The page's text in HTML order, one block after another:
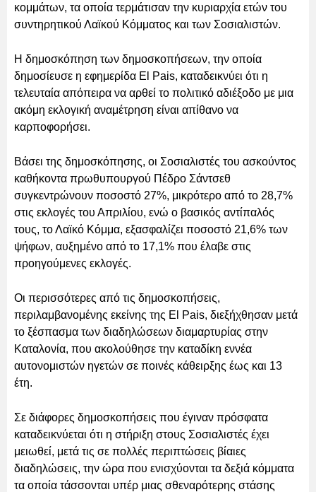
κομμάτων, τα οποία τερμάτισαν την κυριαρχία ετών του
συντηρητικού Λαϊκού Κόμματος και των Σοσιαλιστών.
Η δημοσκόπηση των δημοσκοπήσεων, την οποία
δημοσίευσε η εφημερίδα El Pais, καταδεικνύει ότι η
τελευταία απόπειρα να αρθεί το πολιτικό αδιέξοδο με μια
ακόμη εκλογική αναμέτρηση είναι απίθανο να
καρποφορήσει.
Βάσει της δημοσκόπησης, οι Σοσιαλιστές του ασκούντος
καθήκοντα πρωθυπουργού Πέδρο Σάντσεθ
συγκεντρώνουν ποσοστό 27%, μικρότερο από το 28,7%
στις εκλογές του Απριλίου, ενώ ο βασικός αντίπαλός
τους, το Λαϊκό Κόμμα, εξασφαλίζει ποσοστό 21,6% των
ψήφων, αυξημένο από το 17,1% που έλαβε στις
προηγούμενες εκλογές.
Οι περισσότερες από τις δημοσκοπήσεις,
περιλαμβανομένης εκείνης της El Pais, διεξήχθησαν μετά
το ξέσπασμα των διαδηλώσεων διαμαρτυρίας στην
Καταλονία, που ακολούθησε την καταδίκη εννέα
αυτονομιστών ηγετών σε ποινές κάθειρξης έως και 13
έτη.
Σε διάφορες δημοσκοπήσεις που έγιναν πρόσφατα
καταδεικνύεται ότι η στήριξη στους Σοσιαλιστές έχει
μειωθεί, μετά τις σε πολλές περιπτώσεις βίαιες
διαδηλώσεις, την ώρα που ενισχύονται τα δεξιά κόμματα
τα οποία τάσσονται υπέρ μιας σθεναρότερης στάσης